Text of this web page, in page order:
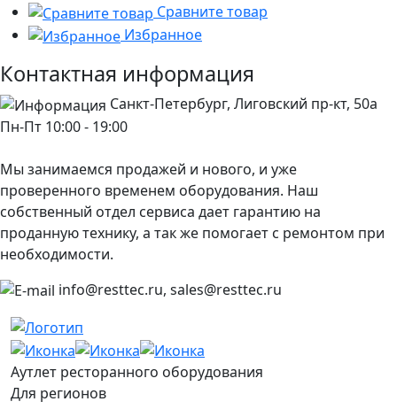
Сравните товар
Избранное
Контактная информация
Санкт-Петербург, Лиговский пр-кт, 50а
Пн-Пт 10:00 - 19:00
Мы занимаемся продажей и нового, и уже
проверенного временем оборудования. Наш
собственный отдел сервиса дает гарантию на
проданную технику, а так же помогает с ремонтом при
необходимости.
info@resttec.ru, sales@resttec.ru
Аутлет ресторанного оборудования
Для регионов